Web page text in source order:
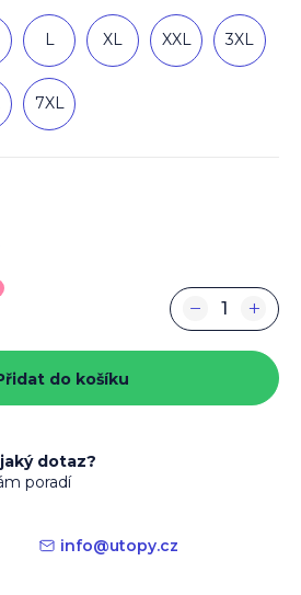
L XL XXL 3XL
7XL
+
−
do košíku
dotaz?
poradí
info@utopy.cz